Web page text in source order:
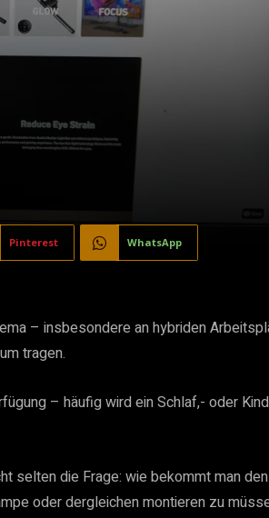
Pinterest WhatsApp
– insbesondere an hybriden
tragen.
– häufig wird ein Schlaf,- oder
selten die Frage: wie bekommt man den
oder dergleichen montieren zu